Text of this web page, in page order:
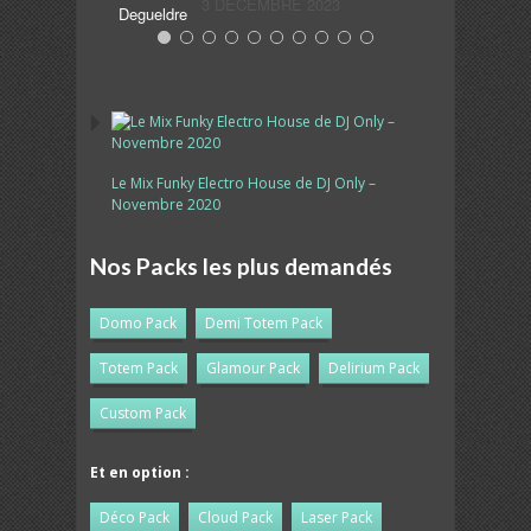
Le Mix Funky Electro House de DJ Only –
Novembre 2020
Nos Packs les plus demandés
Domo Pack Demi Totem Pack
Totem Pack Glamour Pack Delirium Pack
Custom Pack
Et en option :
Déco Pack Cloud Pack Laser Pack